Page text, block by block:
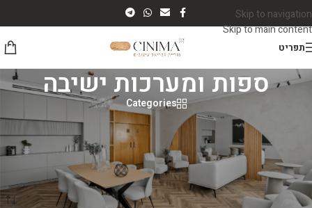
Skip to navigation
Skip to main content
תפריט
ספות ומערכות ישיבה
Categories
ספות ומערכות ישיבה
מבחר ספות איכותיות הנמכרות כיחידה בודדת או כחלק ממערכת ישיבה קומפלט.
היישר מהמפעל לבית הלקוח.
עמוד הבית/ספות ומערכות ישיבה